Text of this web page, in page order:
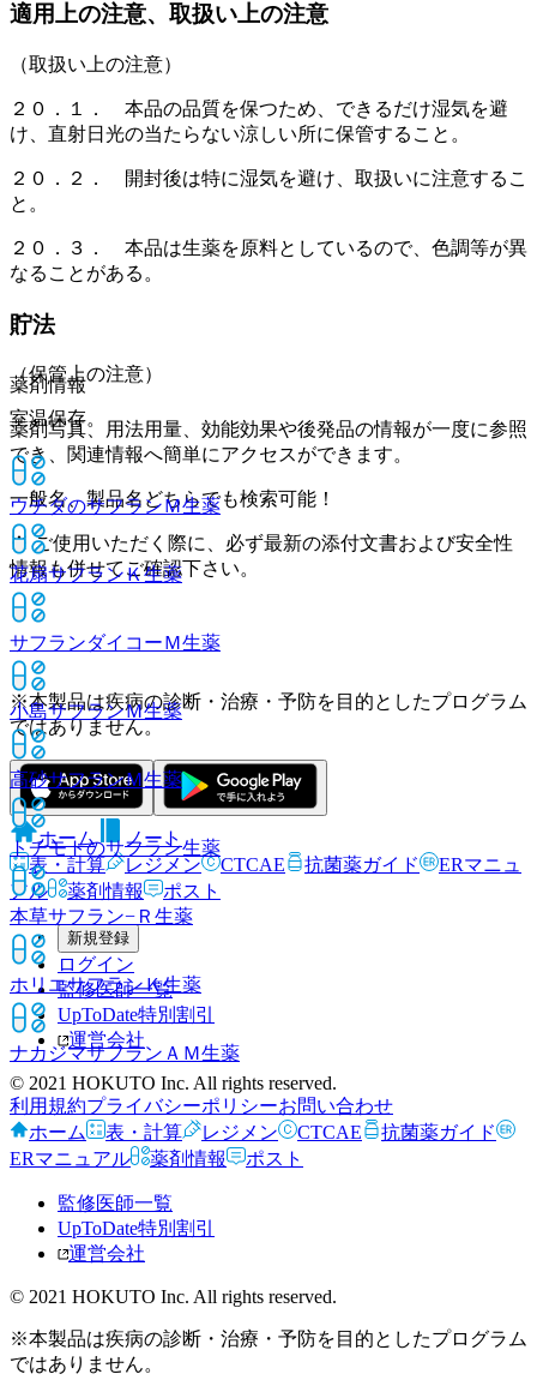
適用上の注意、取扱い上の注意
（取扱い上の注意）
２０．１． 本品の品質を保つため、できるだけ湿気を避
け、直射日光の当たらない涼しい所に保管すること。
２０．２． 開封後は特に湿気を避け、取扱いに注意するこ
と。
２０．３． 本品は生薬を原料としているので、色調等が異
なることがある。
貯法
（保管上の注意）
室温保存。
ウチダのサフランＭ生薬
花扇サフランＫ生薬
サフランダイコーＭ生薬
小島サフランＭ生薬
高砂サフランＭ生薬
トチモトのサフラン生薬
本草サフラン−Ｒ 生薬
ホリエサフランＫ生薬
ナカジマサフランＡＭ生薬
薬剤情報
薬剤写真、用法用量、効能効果や後発品の情報が一度に参照
でき、関連情報へ簡単にアクセスができます。
一般名、製品名どちらでも検索可能！
※ ご使用いただく際に、必ず最新の添付文書および安全性
情報も併せてご確認下さい。
※本製品は疾病の診断・治療・予防を目的としたプログラム
ではありません。
ホーム
ノート
表・計算
レジメン CTCAE 抗菌薬ガイド
ERマニュ
アル
薬剤情報 ポスト
新規登録
ログイン
監修医師一覧
UpToDate特別割引
運営会社
© 2021 HOKUTO Inc. All rights reserved.
利用規約プライバシーポリシーお問い合わせ
ホーム
表・計算 レジメン CTCAE
抗菌薬ガイド
ERマニュアル
薬剤情報 ポスト
監修医師一覧
UpToDate特別割引
運営会社
© 2021 HOKUTO Inc. All rights reserved.
※本製品は疾病の診断・治療・予防を目的としたプログラム
ではありません。